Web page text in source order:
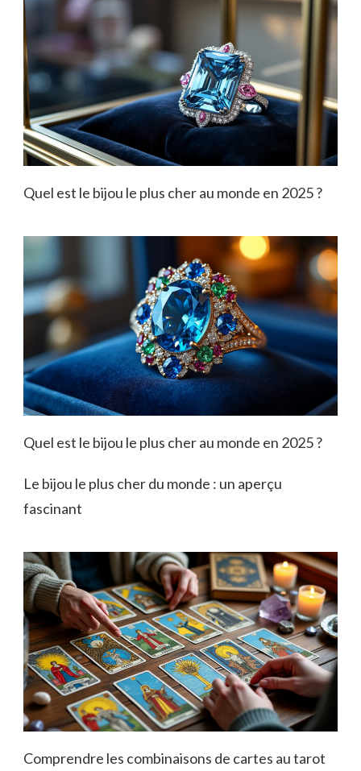
Quel est le bijou le plus cher au monde en 2025 ?
Quel est le bijou le plus cher au monde en 2025 ?
Le bijou le plus cher du monde : un aperçu
fascinant
Comprendre les combinaisons de cartes au tarot